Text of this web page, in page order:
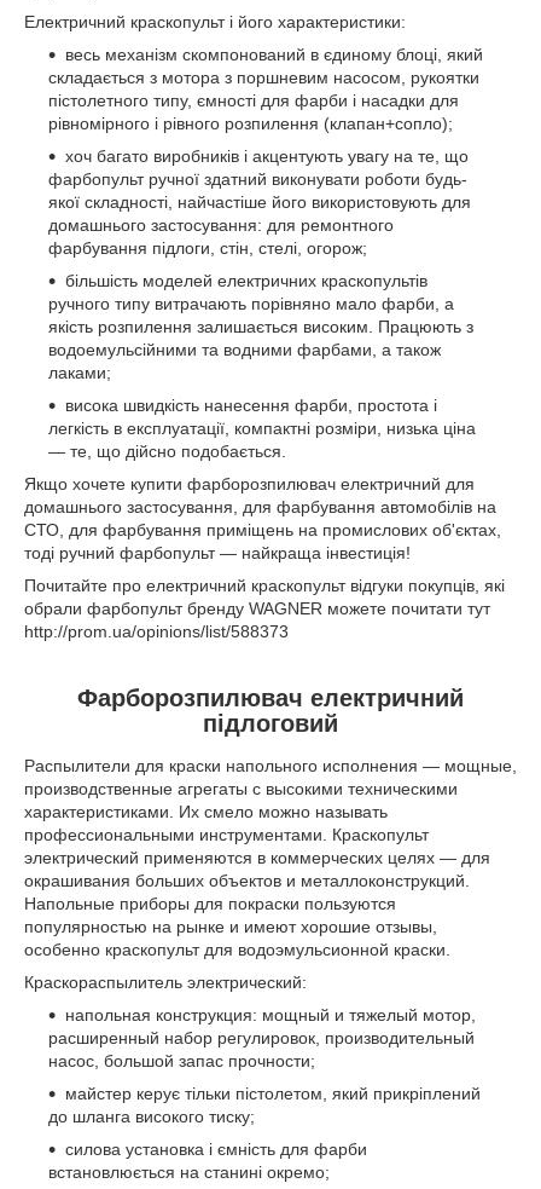
Електричний краскопульт і його характеристики:
весь механізм скомпонований в єдиному блоці, який
складається з мотора з поршневим насосом, рукоятки
пістолетного типу, ємності для фарби і насадки для
рівномірного і рівного розпилення (клапан+сопло);
хоч багато виробників і акцентують увагу на те, що
фарбопульт ручної здатний виконувати роботи будь-
якої складності, найчастіше його використовують для
домашнього застосування: для ремонтного
фарбування підлоги, стін, стелі, огорож;
більшість моделей електричних краскопультів
ручного типу витрачають порівняно мало фарби, а
якість розпилення залишається високим. Працюють з
водоемульсійними та водними фарбами, а також
лаками;
висока швидкість нанесення фарби, простота і
легкість в експлуатації, компактні розміри, низька ціна
— те, що дійсно подобається.
Якщо хочете купити фарборозпилювач електричний для
домашнього застосування, для фарбування автомобілів на
СТО, для фарбування приміщень на промислових об'єктах,
тоді ручний фарбопульт — найкраща інвестиція!
Почитайте про електричний краскопульт відгуки покупців, які
обрали фарбопульт бренду WAGNER можете почитати тут
http://prom.ua/opinions/list/588373
Фарборозпилювач електричний
підлоговий
Распылители для краски напольного исполнения — мощные,
производственные агрегаты с высокими техническими
характеристиками. Их смело можно называть
профессиональными инструментами. Краскопульт
электрический применяются в коммерческих целях — для
окрашивания больших объектов и металлоконструкций.
Напольные приборы для покраски пользуются
популярностью на рынке и имеют хорошие отзывы,
особенно краскопульт для водоэмульсионной краски.
Краскораспылитель электрический:
напольная конструкция: мощный и тяжелый мотор,
расширенный набор регулировок, производительный
насос, большой запас прочности;
майстер керує тільки пістолетом, який прикріплений
до шланга високого тиску;
силова установка і ємність для фарби
встановлюється на станині окремо;